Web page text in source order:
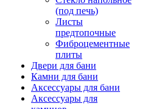
(под печь)
Листы
предтопочные
Фиброцементные
плиты
Двери для бани
Камни для бани
Аксессуары для бани
Аксессуары для